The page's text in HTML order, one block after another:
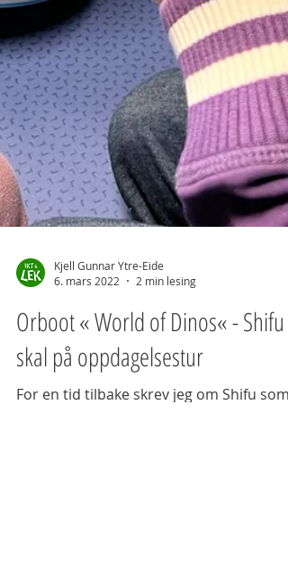
6. mars 2022
2 min lesing
Orboot « World of Dinos« - Shifu
skal på oppdagelsestur